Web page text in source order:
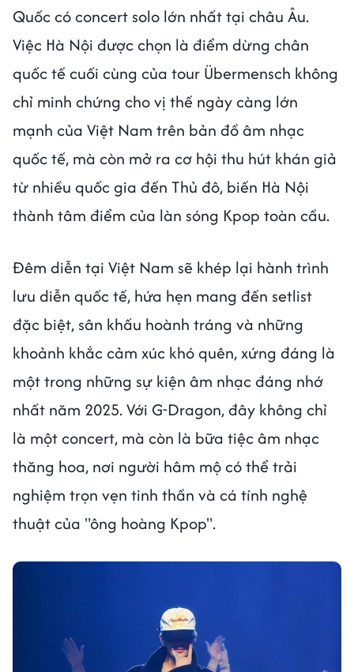
Quốc có concert solo lớn nhất tại châu Âu.
Việc Hà Nội được chọn là điểm dừng chân
quốc tế cuối cùng của tour Übermensch không
chỉ minh chứng cho vị thế ngày càng lớn
mạnh của Việt Nam trên bản đồ âm nhạc
quốc tế, mà còn mở ra cơ hội thu hút khán giả
từ nhiều quốc gia đến Thủ đô, biến Hà Nội
thành tâm điểm của làn sóng Kpop toàn cầu.
Đêm diễn tại Việt Nam sẽ khép lại hành trình
lưu diễn quốc tế, hứa hẹn mang đến setlist
đặc biệt, sân khấu hoành tráng và những
khoảnh khắc cảm xúc khó quên, xứng đáng là
một trong những sự kiện âm nhạc đáng nhớ
nhất năm 2025. Với G-Dragon, đây không chỉ
là một concert, mà còn là bữa tiệc âm nhạc
thăng hoa, nơi người hâm mộ có thể trải
nghiệm trọn vẹn tinh thần và cá tính nghệ
thuật của "ông hoàng Kpop".